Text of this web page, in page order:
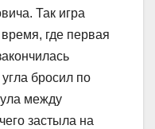
Так игра
где первая
бросил по
между
застыла на